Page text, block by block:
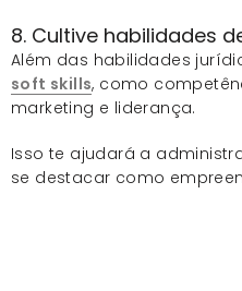
8. Cultive habilidades
Além das habilidades
soft skills, como
marketing e liderança.
Isso te ajudará a
se destacar como